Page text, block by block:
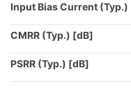
Input Bias Current
CMRR (Typ.) [dB]
PSRR (Typ.) [dB]